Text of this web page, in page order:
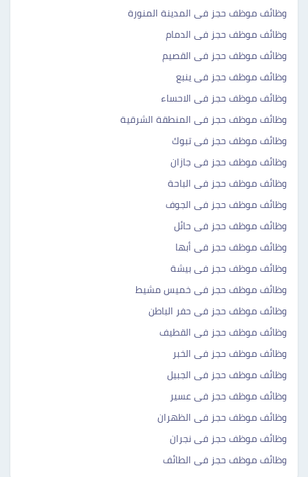
وظائف موظف حجز فى المدينة المنورة
وظائف موظف حجز فى الدمام
وظائف موظف حجز فى القصيم
وظائف موظف حجز فى ينبع
وظائف موظف حجز فى الاحساء
وظائف موظف حجز فى المنطقة الشرقية
وظائف موظف حجز فى تبوك
وظائف موظف حجز فى جازان
وظائف موظف حجز فى الباحة
وظائف موظف حجز فى الجوف
وظائف موظف حجز فى حائل
وظائف موظف حجز فى أبها
وظائف موظف حجز فى بيشة
وظائف موظف حجز فى خميس مشيط
وظائف موظف حجز فى حفر الباطن
وظائف موظف حجز فى القطيف
وظائف موظف حجز فى الخبر
وظائف موظف حجز فى الجبيل
وظائف موظف حجز فى عسير
وظائف موظف حجز فى الظهران
وظائف موظف حجز فى نجران
وظائف موظف حجز فى الطائف